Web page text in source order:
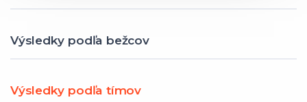
Výsledky podľa bežcov
Výsledky podľa tímov